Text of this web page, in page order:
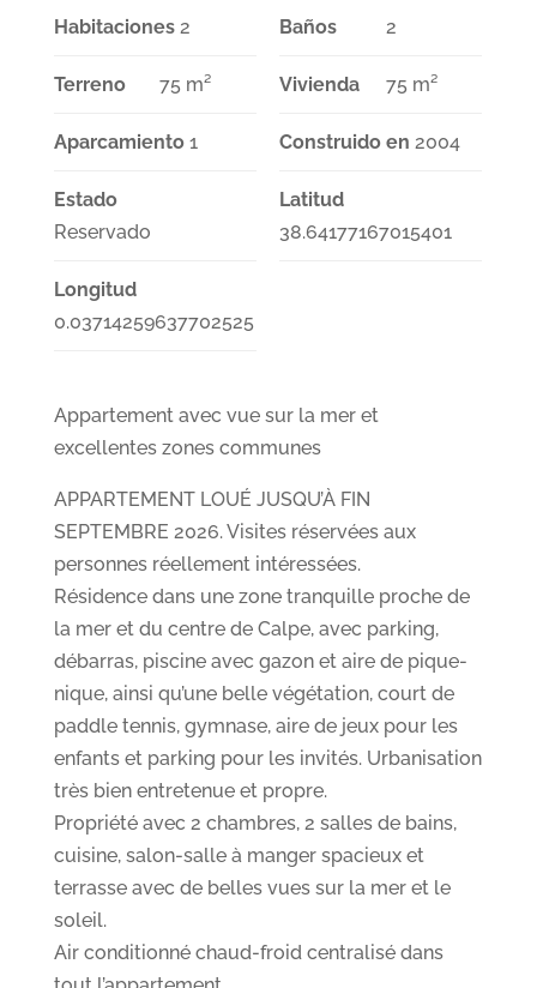
Habitaciones 2 Baños 2
Terreno 75 m² Vivienda 75 m²
Aparcamiento 1 Construido en 2004
Estado
Reservado
Latitud
38.64177167015401
Longitud
0.03714259637702525
Appartement avec vue sur la mer et
excellentes zones communes
APPARTEMENT LOUÉ JUSQU’À FIN
SEPTEMBRE 2026. Visites réservées aux
personnes réellement intéressées.
Résidence dans une zone tranquille proche de
la mer et du centre de Calpe, avec parking,
débarras, piscine avec gazon et aire de pique-
nique, ainsi qu’une belle végétation, court de
paddle tennis, gymnase, aire de jeux pour les
enfants et parking pour les invités. Urbanisation
très bien entretenue et propre.
Propriété avec 2 chambres, 2 salles de bains,
cuisine, salon-salle à manger spacieux et
terrasse avec de belles vues sur la mer et le
soleil.
Air conditionné chaud-froid centralisé dans